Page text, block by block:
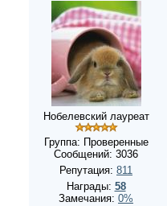
Нобелевский лауреат
Группа: Проверенные
Сообщений: 3036
Репутация: 811
Награды: 58
Замечания: 0%